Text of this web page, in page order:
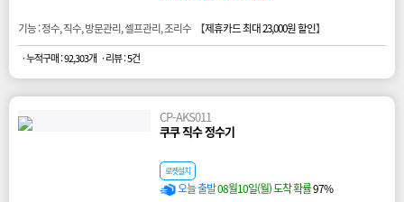
기능 : 정수, 직수, 방문관리, 셀프관리, 조리수 【제휴카드 최대 23,000원 할인】
· 누적구매 : 92,303개 · 리뷰 : 5건
CP-AKS011
쿠쿠 직수 정수기
로켓설치
오늘 출발08월10일(월) 도착 확률97%